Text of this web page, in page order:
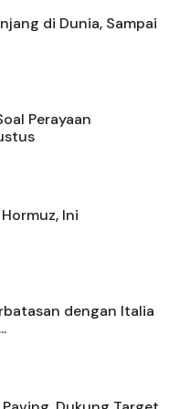
di Dunia, Sampai
Perayaan
Ini
dengan Italia